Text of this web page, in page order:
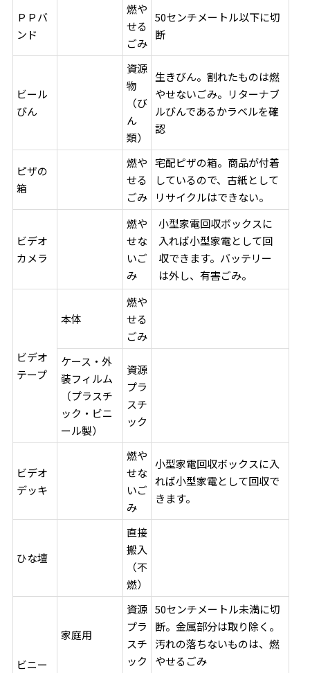
ＰＰバ
ンド
燃や
せる
ごみ
50センチメートル以下に切
断
ビール
びん
資源
物
（び
ん
類）
生きびん。割れたものは燃
やせないごみ。リターナブ
ルびんであるかラベルを確
認
ピザの
箱
燃や
せる
ごみ
宅配ピザの箱。商品が付着
しているので、古紙として
リサイクルはできない。
ビデオ
カメラ
燃や
せな
いご
み
小型家電回収ボックスに
入れば小型家電として回
収できます。バッテリー
は外し、有害ごみ。
ビデオ
テープ
本体
燃や
せる
ごみ
ケース・外
装フィルム
（プラスチ
ック・ビニ
ール製）
資源
プラ
スチ
ック
ビデオ
デッキ
燃や
せな
いご
み
小型家電回収ボックスに入
れば小型家電として回収で
きます。
ひな壇
直接
搬入
（不
燃）
ビニー
家庭用
資源
プラ
スチ
ック
50センチメートル未満に切
断。金属部分は取り除く。
汚れの落ちないものは、燃
やせるごみ